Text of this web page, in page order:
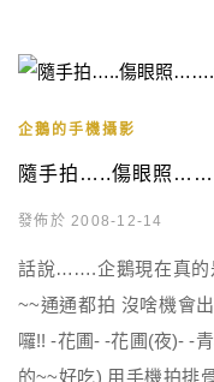
企鵝的手機攝影
隨手拍…..傷眼照…….
發佈於 2008-12-14
話說…….企鵝現在真的
~~通通都拍 沒啥機會
囉!! -花圃- -花圃(夜)- -
的~~好吃) 用手機拍